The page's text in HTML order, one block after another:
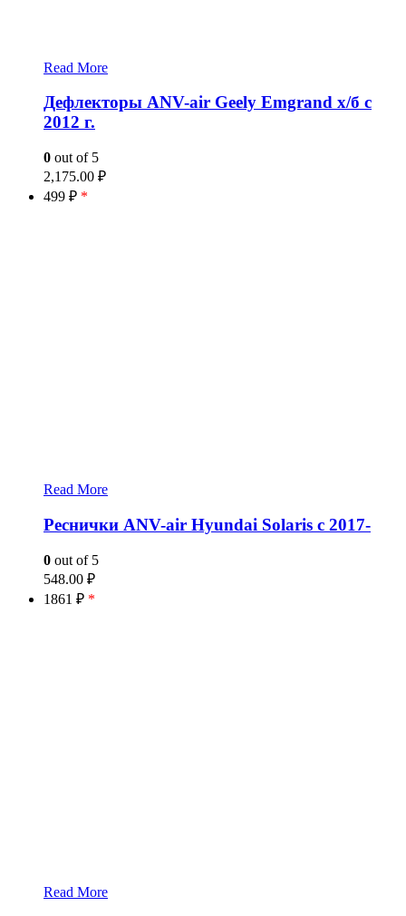
Read More
Дефлекторы ANV-air Geely Emgrand х/б с
2012 г.
0 out of 5
2,175.00 ₽
499 ₽ *
Read More
Реснички ANV-air Hyundai Solaris с 2017-
0 out of 5
548.00 ₽
1861 ₽ *
Read More